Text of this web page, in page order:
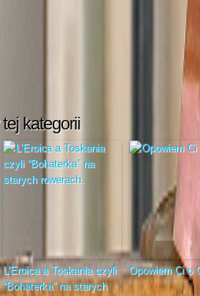
kategorii
L’Eroica a Toskania czyli
“Bohaterka” na starych
Opowiem Ci o